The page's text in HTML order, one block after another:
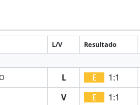
L/V Resultado
L E 1:1
V E
1:1